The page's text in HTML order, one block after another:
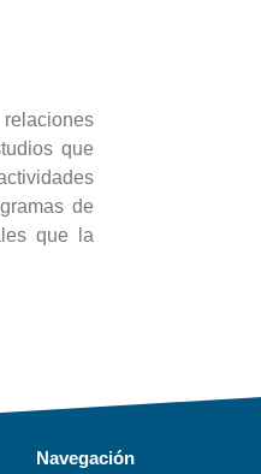
que
de
que la
Navegación